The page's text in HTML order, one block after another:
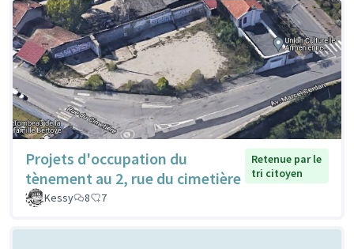
Projets d'occupation du
tènement au 2, rue du cimetière
Retenue par le
tri citoyen
Kessy
8 7